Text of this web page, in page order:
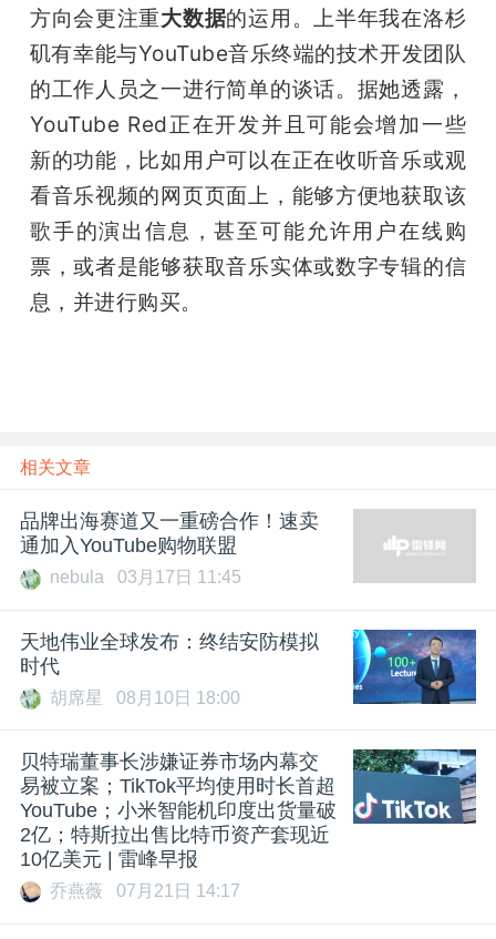
方向会更注重大数据的运用。上半年我在洛杉
矶有幸能与YouTube音乐终端的技术开发团队
的工作人员之一进行简单的谈话。据她透露，
YouTube Red正在开发并且可能会增加一些
新的功能，比如用户可以在正在收听音乐或观
看音乐视频的网页页面上，能够方便地获取该
歌手的演出信息，甚至可能允许用户在线购
票，或者是能够获取音乐实体或数字专辑的信
息，并进行购买。
相关文章
品牌出海赛道又一重磅合作！速卖
通加入YouTube购物联盟
nebula 03月17日 11:45
天地伟业全球发布：终结安防模拟
时代
胡席星 08月10日 18:00
贝特瑞董事长涉嫌证券市场内幕交
易被立案；TikTok平均使用时长首超
YouTube；小米智能机印度出货量破
2亿；特斯拉出售比特币资产套现近
10亿美元 | 雷峰早报
乔燕薇 07月21日 14:17